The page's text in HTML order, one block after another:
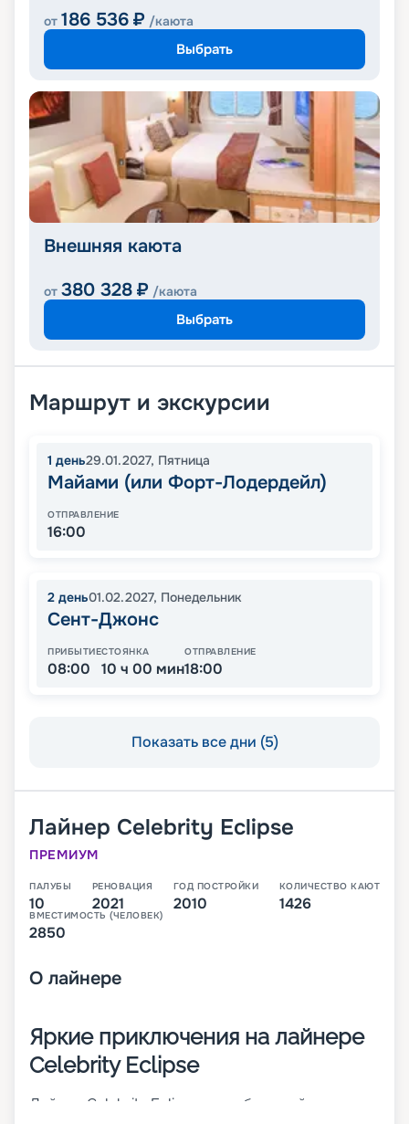
от 186 536 ₽ /каюта
Выбрать
Внешняя каюта
от 380 328 ₽ /каюта
Выбрать
Маршрут и экскурсии
1 день29.01.2027, Пятница
Майами (или Форт-Лодердейл)
ОТПРАВЛЕНИЕ
16:00
2 день01.02.2027, Понедельник
Сент-Джонс
ПРИБЫТИЕ
08:00
СТОЯНКА
10 ч 00 мин
ОТПРАВЛЕНИЕ
18:00
Показать все дни (5)
Лайнер Celebrity Eclipse
ПРЕМИУМ
ПАЛУБЫ
10
РЕНОВАЦИЯ
2021
ГОД ПОСТРОЙКИ
2010
КОЛИЧЕСТВО КАЮТ
1426
ВМЕСТИМОСТЬ (ЧЕЛОВЕК)
2850
О лайнере
Яркие приключения на лайнере
Celebrity Eclipse
Лайнер Celebrity Eclipse – это большой 13-